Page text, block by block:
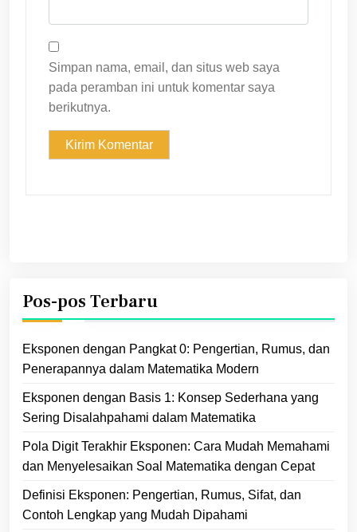
Simpan nama, email, dan situs web saya
pada peramban ini untuk komentar saya
berikutnya.
Pos-pos Terbaru
Eksponen dengan Pangkat 0: Pengertian, Rumus, dan
Penerapannya dalam Matematika Modern
Eksponen dengan Basis 1: Konsep Sederhana yang
Sering Disalahpahami dalam Matematika
Pola Digit Terakhir Eksponen: Cara Mudah Memahami
dan Menyelesaikan Soal Matematika dengan Cepat
Definisi Eksponen: Pengertian, Rumus, Sifat, dan
Contoh Lengkap yang Mudah Dipahami